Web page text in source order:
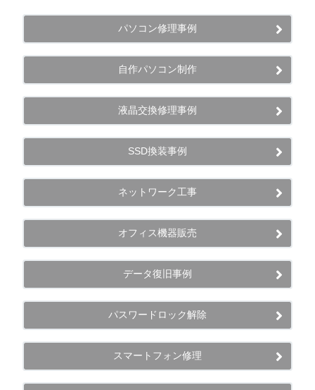
パソコン修理事例
自作パソコン制作
液晶交換修理事例
SSD換装事例
ネットワーク工事
オフィス機器販売
データ復旧事例
パスワードロック解除
スマートフォン修理